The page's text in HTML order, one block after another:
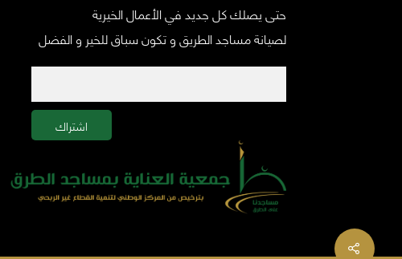
حتى يصلك كل جديد في الأعمال الخيرية
لصيانة مساجد الطريق و تكون سباق للخير و الفضل
اشتراك